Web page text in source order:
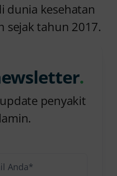
.
penyakit
dunia kesehatan
sejak tahun 2017.